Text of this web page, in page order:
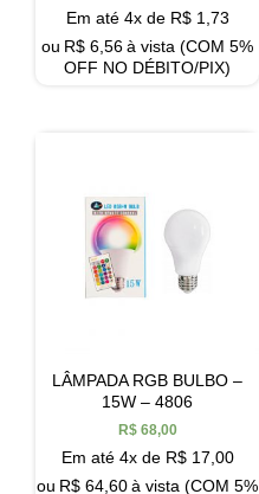
Em até 4x de R$1,73
ou R$ 6,56à vista (COM 5%
OFF NO DÉBITO/PIX)
LÂMPADA RGB BULBO –
15W – 4806
R$68,00
Em até 4x de R$17,00
ou R$ 64,60à vista (COM 5%